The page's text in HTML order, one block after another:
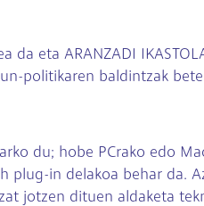
da eta ARANZADI
politikaren baldintzak
du; hobe PCrako edo
in delakoa behar da.
jotzen dituen aldaketa